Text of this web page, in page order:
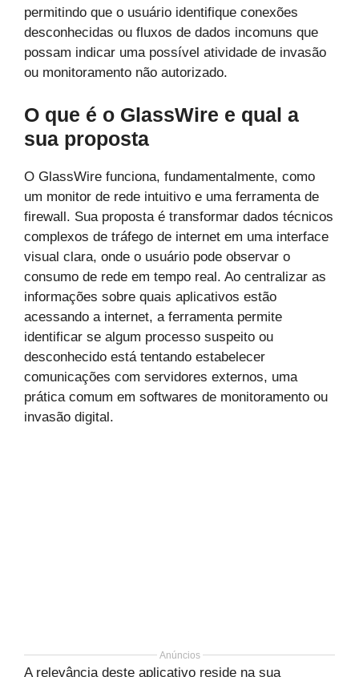
permitindo que o usuário identifique conexões
desconhecidas ou fluxos de dados incomuns que
possam indicar uma possível atividade de invasão
ou monitoramento não autorizado.
O que é o GlassWire e qual a
sua proposta
O GlassWire funciona, fundamentalmente, como
um monitor de rede intuitivo e uma ferramenta de
firewall. Sua proposta é transformar dados técnicos
complexos de tráfego de internet em uma interface
visual clara, onde o usuário pode observar o
consumo de rede em tempo real. Ao centralizar as
informações sobre quais aplicativos estão
acessando a internet, a ferramenta permite
identificar se algum processo suspeito ou
desconhecido está tentando estabelecer
comunicações com servidores externos, uma
prática comum em softwares de monitoramento ou
invasão digital.
Anúncios
A relevância deste aplicativo reside na sua